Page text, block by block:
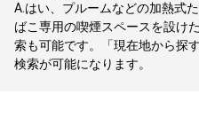
A. はい、プルームなどの加熱式
ばこ専用の喫煙スペースを設け
索も可能です。「現在地から探
検索が可能になります。